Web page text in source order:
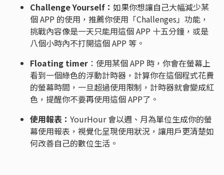
Challenge Yourself： 如果你想讓自己大幅減少某
個 APP 的使用，推薦你使用「Challenges」功能，
挑戰內容像是一天只能用這個 APP 十五分鐘，或是
八個小時內不打開這個 APP 等。
Floating timer ：使用某個 APP 時，你會在螢幕上
看到一個綠色的浮動計時器，計算你在這個程式花費
的螢幕時間，一旦超過使用限制，計時器就會變成紅
色，提醒你不要再使用這個 APP了。
使用報表： YourHour 會以週、月為單位生成你的螢
幕使用報表，視覺化呈現使用狀況，讓用戶更清楚如
何改善自己的數位生活。